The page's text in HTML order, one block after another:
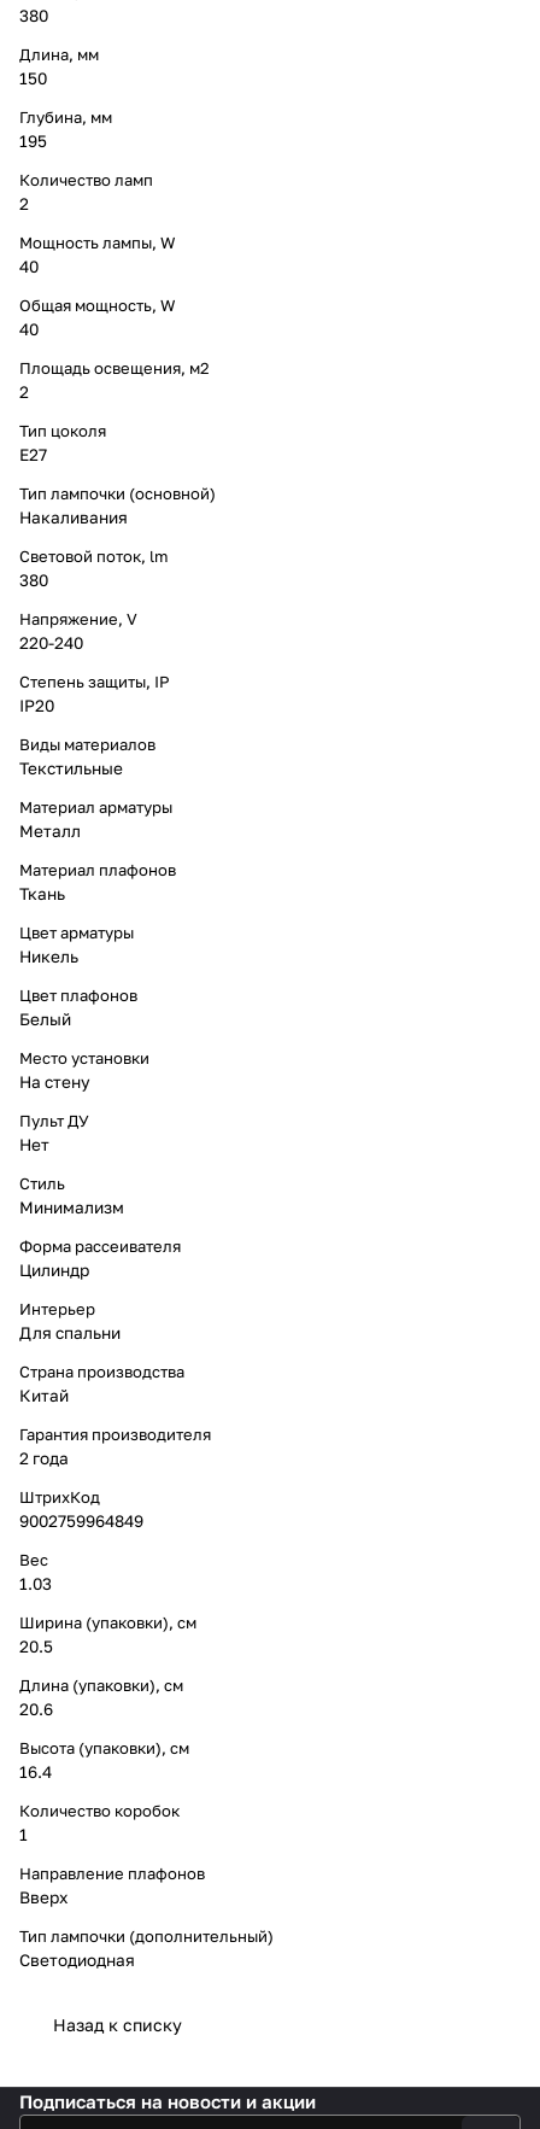
380
Длина, мм
150
Глубина, мм
195
Количество ламп
2
Мощность лампы, W
40
Общая мощность, W
40
Площадь освещения, м2
2
Тип цоколя
E27
Тип лампочки (основной)
Накаливания
Световой поток, lm
380
Напряжение, V
220-240
Степень защиты, IP
IP20
Виды материалов
Текстильные
Материал арматуры
Металл
Материал плафонов
Ткань
Цвет арматуры
Никель
Цвет плафонов
Белый
Место установки
На стену
Пульт ДУ
Нет
Стиль
Минимализм
Форма рассеивателя
Цилиндр
Интерьер
Для спальни
Страна производства
Китай
Гарантия производителя
2 года
ШтрихКод
9002759964849
Вес
1.03
Ширина (упаковки), см
20.5
Длина (упаковки), см
20.6
Высота (упаковки), см
16.4
Количество коробок
1
Направление плафонов
Вверх
Тип лампочки (дополнительный)
Светодиодная
Назад к списку
Подписаться на новости и акции